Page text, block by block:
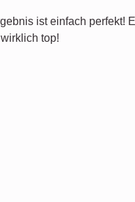
ist einfach perfekt!
top!